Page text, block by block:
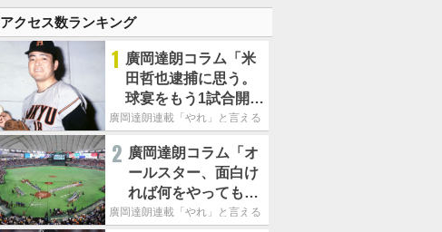
アクセス数ランキング
1 廣岡達朗コラム「米
田哲也逮捕に思う。
球宴をもう1試合開催
でOB救済を」
廣岡達朗連載「やれ」と言える信念
2 廣岡達朗コラム「オ
ールスター、面白け
れば何をやってもい
いという発想は大間
廣岡達朗連載「やれ」と言える信念